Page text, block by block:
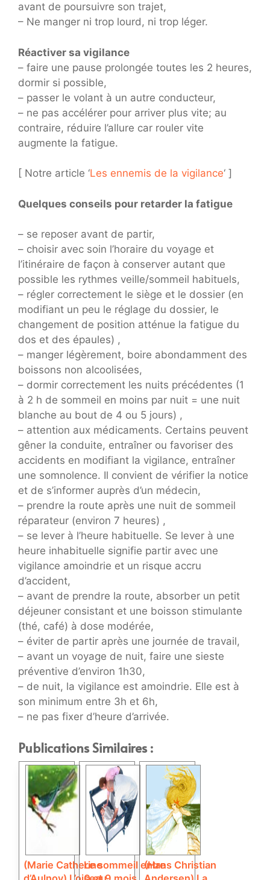
avant de poursuivre son trajet,
– Ne manger ni trop lourd, ni trop léger.
Réactiver sa vigilance
– faire une pause prolongée toutes les 2 heures,
dormir si possible,
– passer le volant à un autre conducteur,
– ne pas accélérer pour arriver plus vite; au
contraire, réduire l’allure car rouler vite
augmente la fatigue.
[ Notre article ‘Les ennemis de la vigilance‘ ]
Quelques conseils pour retarder la fatigue
– se reposer avant de partir,
– choisir avec soin l’horaire du voyage et
l’itinéraire de façon à conserver autant que
possible les rythmes veille/sommeil habituels,
– régler correctement le siège et le dossier (en
modifiant un peu le réglage du dossier, le
changement de position atténue la fatigue du
dos et des épaules) ,
– manger légèrement, boire abondamment des
boissons non alcoolisées,
– dormir correctement les nuits précédentes (1
à 2 h de sommeil en moins par nuit = une nuit
blanche au bout de 4 ou 5 jours) ,
– attention aux médicaments. Certains peuvent
gêner la conduite, entraîner ou favoriser des
accidents en modifiant la vigilance, entraîner
une somnolence. Il convient de vérifier la notice
et de s’informer auprès d’un médecin,
– prendre la route après une nuit de sommeil
réparateur (environ 7 heures) ,
– se lever à l’heure habituelle. Se lever à une
heure inhabituelle signifie partir avec une
vigilance amoindrie et un risque accru
d’accident,
– avant de prendre la route, absorber un petit
déjeuner consistant et une boisson stimulante
(thé, café) à dose modérée,
– éviter de partir après une journée de travail,
– avant un voyage de nuit, faire une sieste
préventive d’environ 1h30,
– de nuit, la vigilance est amoindrie. Elle est à
son minimum entre 3h et 6h,
– ne pas fixer d’heure d’arrivée.
Publications Similaires :
(Marie CatherineLe sommeil entre(Hans Christian